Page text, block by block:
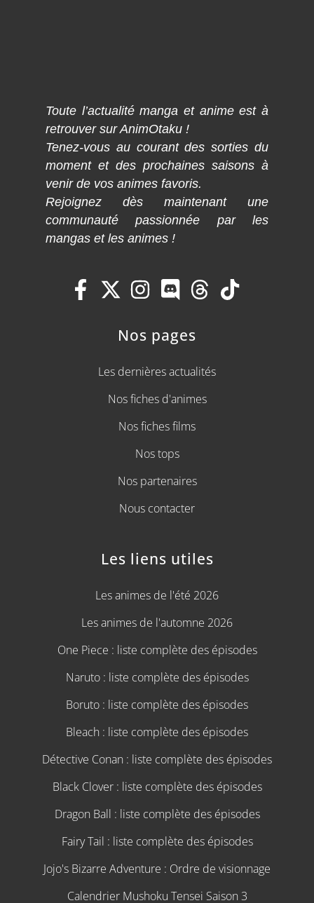
Toute l’actualité manga et anime est à
retrouver sur AnimOtaku !
Tenez-vous au courant des sorties du
moment et des prochaines saisons à
venir de vos animes favoris.
Rejoignez dès maintenant une
communauté passionnée par les
mangas et les animes !
Nos pages
Les dernières actualités
Nos fiches d'animes
Nos fiches films
Nos tops
Nos partenaires
Nous contacter
Les liens utiles
Les animes de l'été 2026
Les animes de l'automne 2026
One Piece : liste complète des épisodes
Naruto : liste complète des épisodes
Boruto : liste complète des épisodes
Bleach : liste complète des épisodes
Détective Conan : liste complète des épisodes
Black Clover : liste complète des épisodes
Dragon Ball : liste complète des épisodes
Fairy Tail : liste complète des épisodes
Jojo's Bizarre Adventure : Ordre de visionnage
Calendrier Mushoku Tensei Saison 3